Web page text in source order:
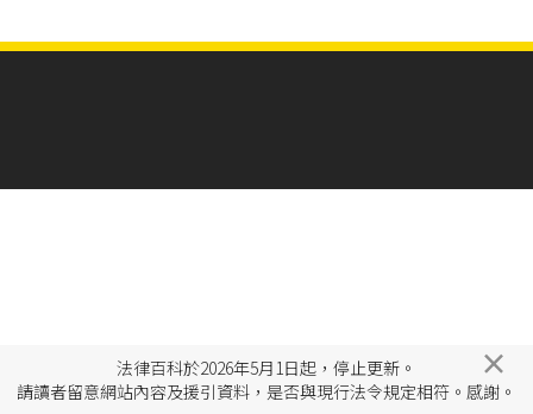
法律百科於2026年5月1日起，停止更新。
請讀者留意網站內容及援引資料，是否與現行法令規定相符。感謝。
×